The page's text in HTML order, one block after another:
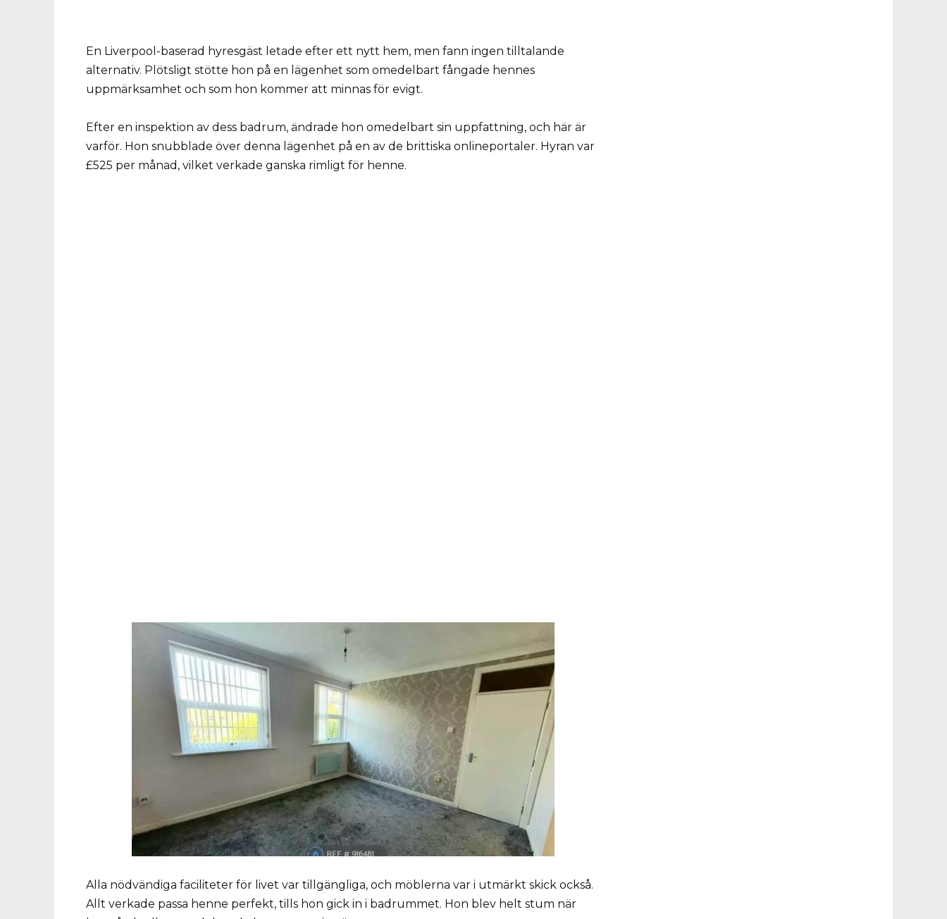
En Liverpool-baserad hyresgäst letade efter ett nytt hem, men fann ingen tilltalande
alternativ. Plötsligt stötte hon på en lägenhet som omedelbart fångade hennes
uppmärksamhet och som hon kommer att minnas för evigt.
Efter en inspektion av dess badrum, ändrade hon omedelbart sin uppfattning, och här är
varför. Hon snubblade över denna lägenhet på en av de brittiska onlineportaler. Hyran var
£525 per månad, vilket verkade ganska rimligt för henne.
Alla nödvändiga faciliteter för livet var tillgängliga, och möblerna var i utmärkt skick också.
Allt verkade passa henne perfekt, tills hon gick in i badrummet. Hon blev helt stum när